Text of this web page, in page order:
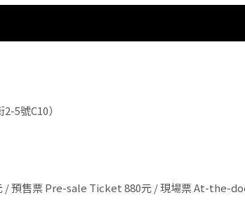
5號C10）
/ 預售票 Pre-sale Ticket 880元 / 現場票 At-the-